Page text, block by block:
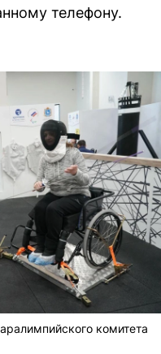
телефону.
комитета